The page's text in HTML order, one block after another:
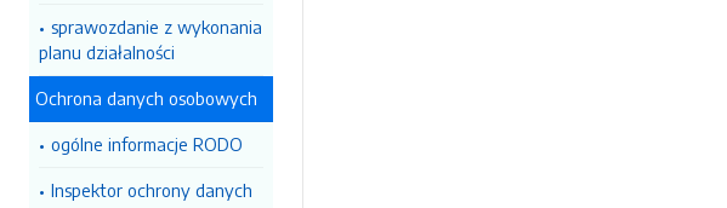
sprawozdanie z wykonania
planu działalności
Ochrona danych osobowych
ogólne informacje RODO
Inspektor ochrony danych